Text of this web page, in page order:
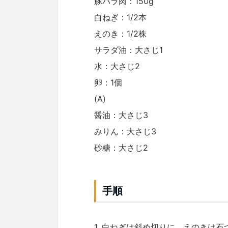
白ねぎ：1/2本
えのき：1/2株
サラダ油：大さじ1
水：大さじ2
卵：1個
(A)
醤油：大さじ3
みりん：大さじ3
砂糖：大さじ2
手順